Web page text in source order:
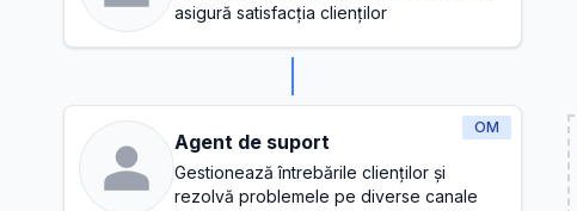
asigură satisfacția clienților
OM
Agent de suport
Gestionează întrebările clienților și
rezolvă problemele pe diverse canale